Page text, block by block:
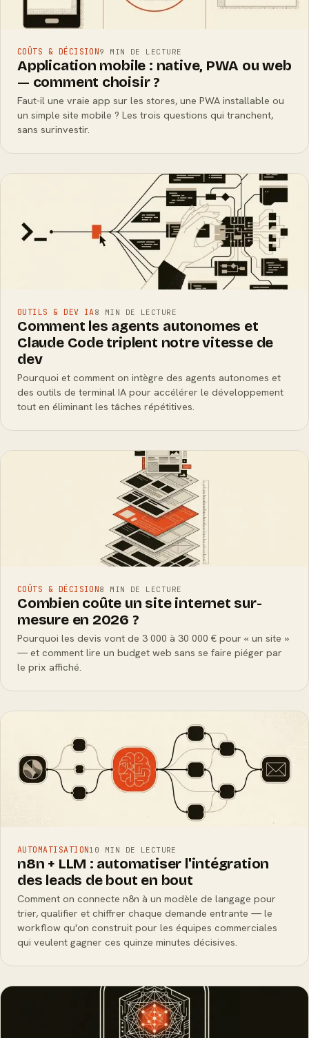
COÛTS & DÉCISION9 MIN DE LECTURE
Application mobile : native, PWA ou web
— comment choisir ?
Faut-il une vraie app sur les stores, une PWA installable ou
un simple site mobile ? Les trois questions qui tranchent,
sans surinvestir.
OUTILS & DEV IA8 MIN DE LECTURE
Comment les agents autonomes et
Claude Code triplent notre vitesse de
dev
Pourquoi et comment on intègre des agents autonomes et
des outils de terminal IA pour accélérer le développement
tout en éliminant les tâches répétitives.
COÛTS & DÉCISION8 MIN DE LECTURE
Combien coûte un site internet sur-
mesure en 2026 ?
Pourquoi les devis vont de 3 000 à 30 000 € pour « un site »
— et comment lire un budget web sans se faire piéger par
le prix affiché.
AUTOMATISATION10 MIN DE LECTURE
n8n + LLM : automatiser l'intégration
des leads de bout en bout
Comment on connecte n8n à un modèle de langage pour
trier, qualifier et chiffrer chaque demande entrante — le
workflow qu'on construit pour les équipes commerciales
qui veulent gagner ces quinze minutes décisives.